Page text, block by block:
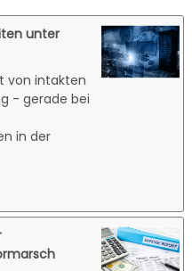
unter
von intakten
- gerade bei
in der